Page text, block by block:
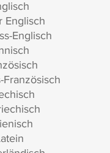
Englisch
Englisch